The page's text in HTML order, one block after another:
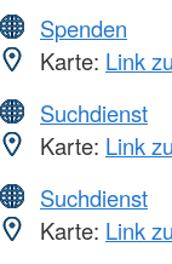
Spenden
Karte: Link
Suchdienst
Karte: Link
Suchdienst
Karte: Link